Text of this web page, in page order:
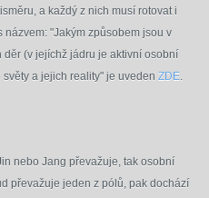
a každý z nich musí rotovat i
"Jakým způsobem jsou v
(v jejíchž jádru je aktivní osobní
a jejich reality" je uveden ZDE.
nebo Jang převažuje, tak osobní
převažuje jeden z pólů, pak dochází